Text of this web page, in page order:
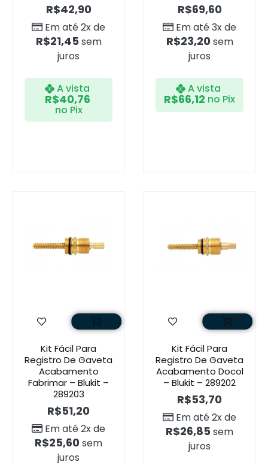
R$42,90
Em até 2x de
R$21,45 sem
juros
A vista
R$40,76
no Pix
R$69,60
Em até 3x de
R$23,20 sem
juros
A vista
R$66,12 no Pix
Kit Fácil Para
Registro De Gaveta
Acabamento
Fabrimar – Blukit –
289203
R$51,20
Em até 2x de
R$25,60 sem
juros
Kit Fácil Para
Registro De Gaveta
Acabamento Docol
– Blukit – 289202
R$53,70
Em até 2x de
R$26,85 sem
juros